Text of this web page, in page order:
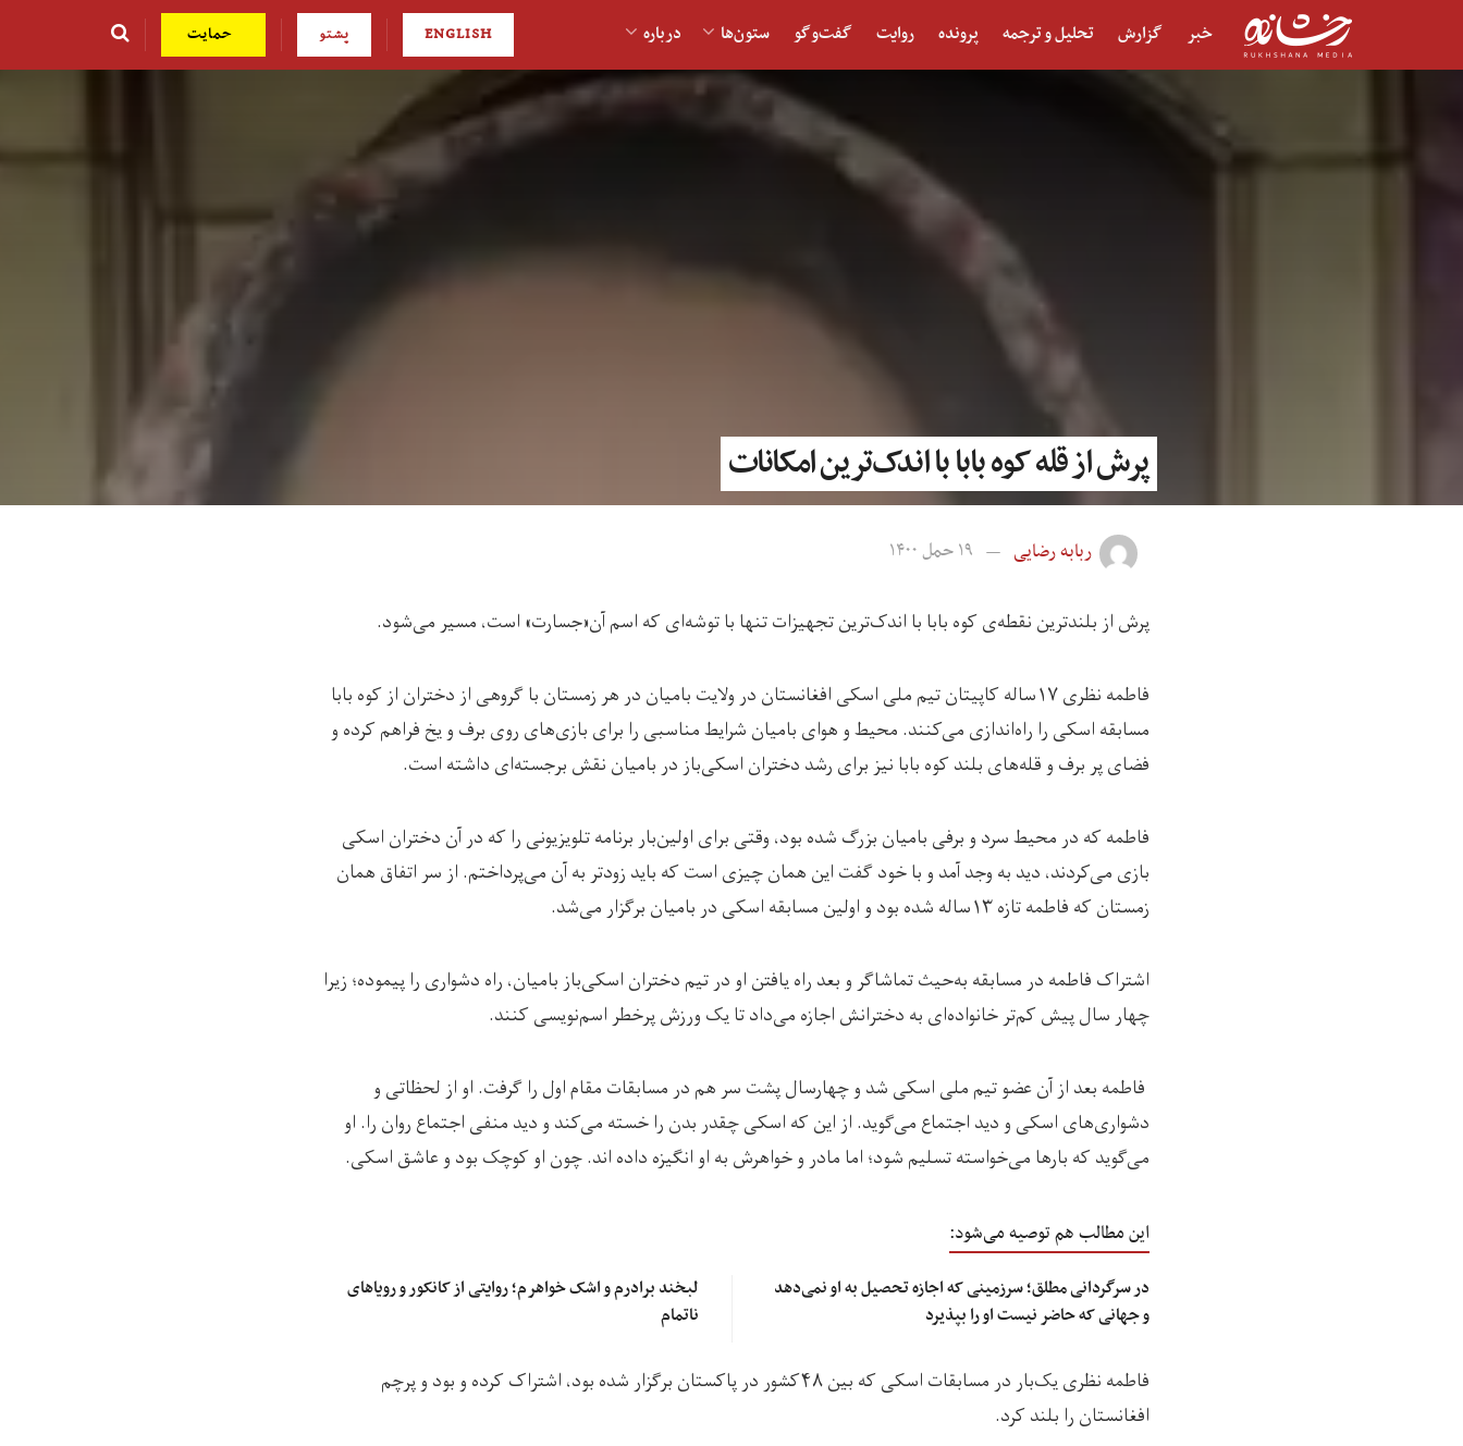
خبر گزارش تحلیل و ترجمه پرونده روایت گفت‌و‎گو ستون‌ها درباره ENGLISH پشتو حمایت
پرش از قله کوه بابا با اندک‌ترین امکانات
ربابه رضایی ۱۹ حمل ۱۴۰۰
پرش از بلندترین نقطه‌ی کوه بابا با اندک‌ترین تجهیزات تنها با توشه‌ای که اسم آن«جسارت» است، مسیر می‌شود.
فاطمه نظری ۱۷ساله کاپیتان تیم ملی اسکی افغانستان در ولایت بامیان در هر زمستان با گروهی از دختران از کوه بابا
مسابقه اسکی را راه‌اندازی می‌کنند. محیط و هوای بامیان شرایط مناسبی را برای بازی‌های روی برف و یخ فراهم کرده و
فضای پر برف و قله‌های بلند کوه بابا نیز برای رشد دختران اسکی‌باز در بامیان نقش برجسته‌ای داشته است.
فاطمه که در محیط سرد و برفی بامیان بزرگ شده بود، وقتی برای اولین‌بار برنامه‌ تلویزیونی را که در آن دختران اسکی
بازی می‌کردند، دید به وجد آمد و با خود گفت این همان چیزی است که باید زودتر به آن می‌پرداختم. از سر اتفاق همان
زمستان که فاطمه تازه ۱۳ساله شده بود و اولین مسابقه اسکی در بامیان برگزار می‌شد.
اشتراک فاطمه در مسابقه به‌حیث تماشاگر و بعد راه یافتن او در تیم دختران اسکی‌باز بامیان، راه دشواری را ‌پیموده؛ زیرا
چهار سال پیش کم‌تر خانواده‌ای به دخترانش اجازه می‌داد تا یک ورزش پرخطر اسم‌نویسی کنند.
فاطمه بعد از آن عضو تیم ملی اسکی شد و چهارسال پشت سر هم در مسابقات مقام اول را گرفت. او از لحظاتی و
دشواری‌های اسکی و دید اجتماع می‌گوید. از این که اسکی چقدر بدن را خسته می‌کند و دید منفی اجتماع روان را. او
می‌گوید که بارها می‌خواسته تسلیم شود؛ اما مادر و خواهرش به او انگیزه داده اند. چون او کوچک بود و عاشق اسکی.
این مطالب هم توصیه می‌شود:
در سرگردانی مطلق؛ سرزمینی که اجازه تحصیل به او نمی‌دهد
و جهانی که حاضر نیست او را بپذیرد
لبخند برادرم و اشک خواهرم؛ روایتی از کانکور و رویاهای
ناتمام
فاطمه نظری یک‌بار در مسابقات اسکی که بین ۴۸کشور در پاکستان برگزار شده بود، اشتراک کرده و بود و پرچم
افغانستان را بلند کرد.